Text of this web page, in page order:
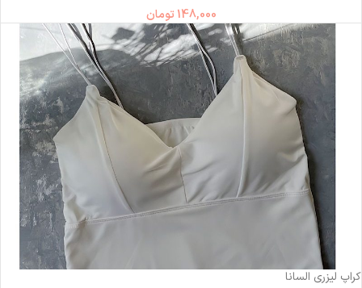
148,000 تومان
ناموجود
کراپ لیزری السانا